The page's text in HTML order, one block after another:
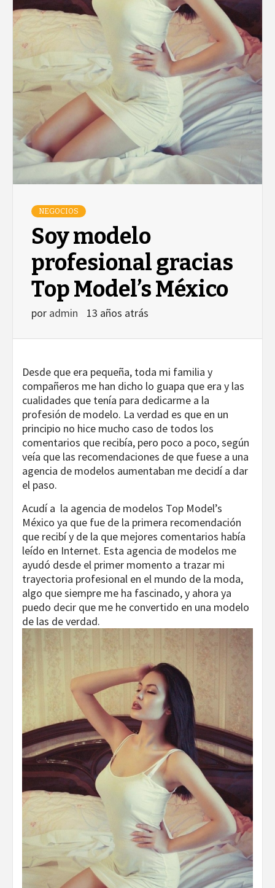
NEGOCIOS
Soy modelo
profesional gracias
Top Model’s México
por admin 13 años atrás
Desde que era pequeña, toda mi familia y
compañeros me han dicho lo guapa que era y las
cualidades que tenía para dedicarme a la
profesión de modelo. La verdad es que en un
principio no hice mucho caso de todos los
comentarios que recibía, pero poco a poco, según
veía que las recomendaciones de que fuese a una
agencia de modelos aumentaban me decidí a dar
el paso.
Acudí a la agencia de modelos Top Model’s
México ya que fue de la primera recomendación
que recibí y de la que mejores comentarios había
leído en Internet. Esta agencia de modelos me
ayudó desde el primer momento a trazar mi
trayectoria profesional en el mundo de la moda,
algo que siempre me ha fascinado, y ahora ya
puedo decir que me he convertido en una modelo
de las de verdad.